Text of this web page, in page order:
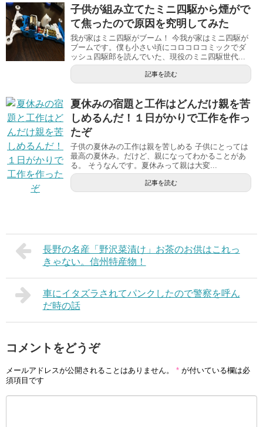
子供が組み立てたミニ四駆から煙がで
て焦ったので原因を究明してみた
我が家はミニ四駆がブーム！ 今我が家はミニ四駆が
ブームです。僕も小さい頃にコロコロコミックでダ
ッシュ四駆郎を読んでいた、現役のミニ四駆世代...
記事を読む
夏休みの宿題と工作はどんだけ親を苦
しめるんだ！１日がかりで工作を作っ
たぞ
子供の夏休みの工作は親を苦しめる 子供にとっては
最高の夏休み。だけど、親になってわかることがあ
る。 そうなんです。夏休みって親は大変...
記事を読む
長野の名産「野沢菜漬け」お茶のお供はこれっ
きゃない。信州特産物！
車にイタズラされてパンクしたので警察を呼ん
だ時の話
コメントをどうぞ
メールアドレスが公開されることはありません。 * が付いている欄は必
須項目です